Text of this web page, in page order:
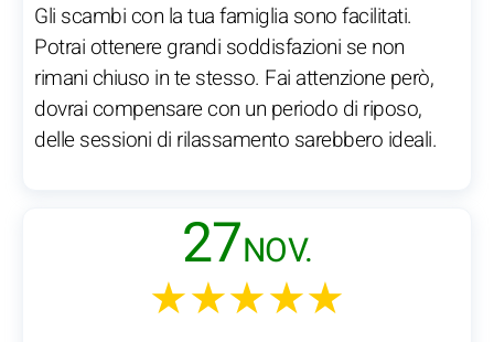
Gli scambi con la tua famiglia sono facilitati.
Potrai ottenere grandi soddisfazioni se non
rimani chiuso in te stesso. Fai attenzione però,
dovrai compensare con un periodo di riposo,
delle sessioni di rilassamento sarebbero ideali.
27NOV.
★★★★★